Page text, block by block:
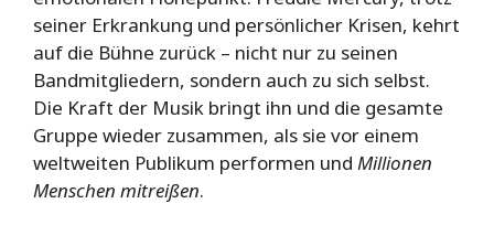
seiner Erkrankung und persönlicher Krisen, kehrt
auf die Bühne zurück – nicht nur zu seinen
Bandmitgliedern, sondern auch zu sich selbst.
Die Kraft der Musik bringt ihn und die gesamte
Gruppe wieder zusammen, als sie vor einem
weltweiten Publikum performen und Millionen
Menschen mitreißen.